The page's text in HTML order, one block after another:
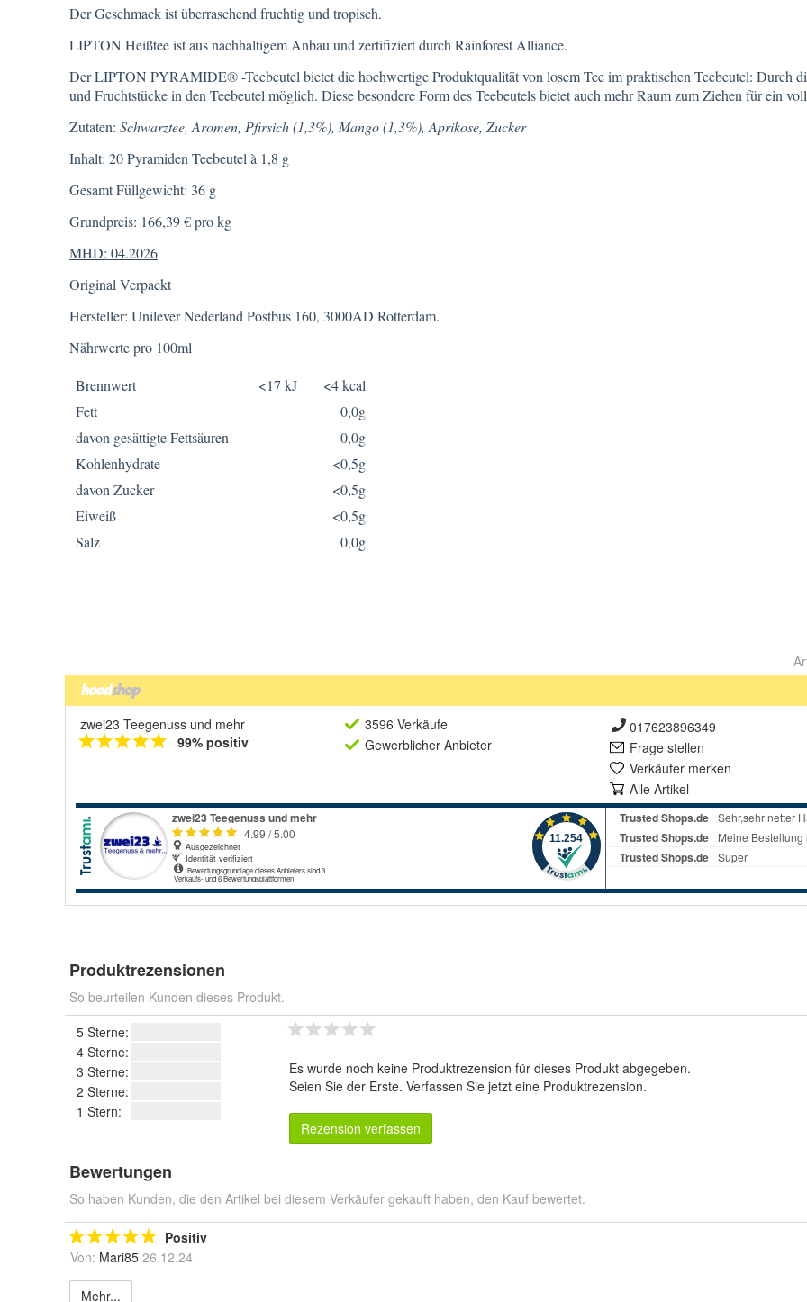
zwei23 Teegenuss und mehr
99% positiv
3596 Verkäufe
Gewerblicher Anbieter
017623896349
Frage stellen
Verkäufer merken
Alle Artikel
Produktrezensionen
So beurteilen Kunden dieses Produkt.
5 Sterne:
4 Sterne:
3 Sterne:
2 Sterne:
1 Stern:
Es wurde noch keine Produktrezension für dieses Produkt abgegeben.
Seien Sie der Erste. Verfassen Sie jetzt eine Produktrezension.
Rezension verfassen
Bewertungen
So haben Kunden, die den Artikel bei diesem Verkäufer gekauft haben, den Kauf bewertet.
Positiv
Von: Mari85 26.12.24
Mehr...